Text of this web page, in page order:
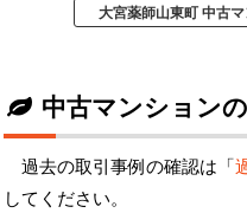
大宮薬師山東町 中古
中古マンション
過去の取引事例の確認は「
してください。